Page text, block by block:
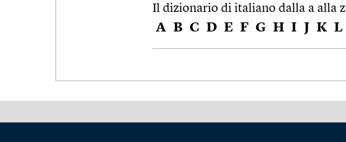
Il dizionario di italiano dalla a alla z
A B C D E F G H I J K L